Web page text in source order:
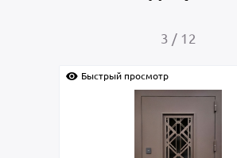
4 / 12
Быстрый просмотр